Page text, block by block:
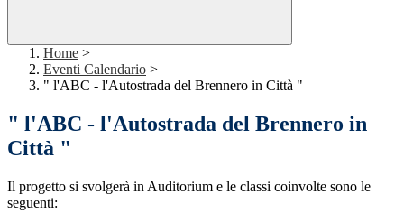
Home >
Eventi Calendario >
" l'ABC - l'Autostrada del Brennero in Città "
" l'ABC - l'Autostrada del Brennero in
Città "
Il progetto si svolgerà in Auditorium e le classi coinvolte sono le
seguenti: